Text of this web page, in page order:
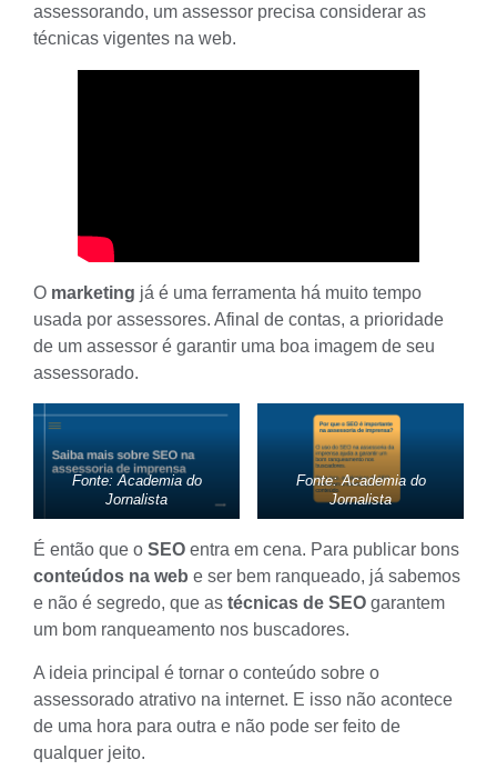
assessorando, um assessor precisa considerar as
técnicas vigentes na web.
O marketing já é uma ferramenta há muito tempo
usada por assessores. Afinal de contas, a prioridade
de um assessor é garantir uma boa imagem de seu
assessorado.
Fonte: Academia do
Jornalista
Fonte: Academia do
Jornalista
É então que o SEO entra em cena. Para publicar bons
conteúdos na web e ser bem ranqueado, já sabemos
e não é segredo, que as técnicas de SEO garantem
um bom ranqueamento nos buscadores.
A ideia principal é tornar o conteúdo sobre o
assessorado atrativo na internet. E isso não acontece
de uma hora para outra e não pode ser feito de
qualquer jeito.